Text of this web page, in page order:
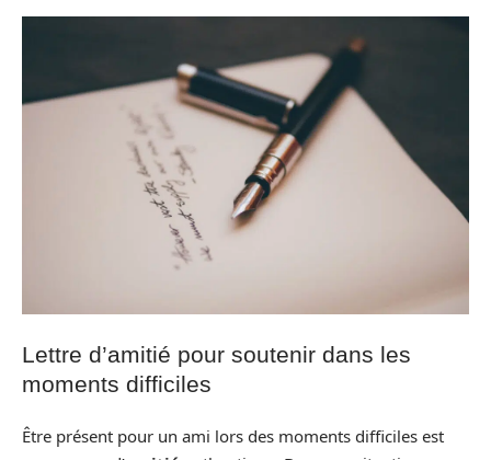
Lettre d’amitié pour soutenir dans les
moments difficiles
Être présent pour un ami lors des moments difficiles est